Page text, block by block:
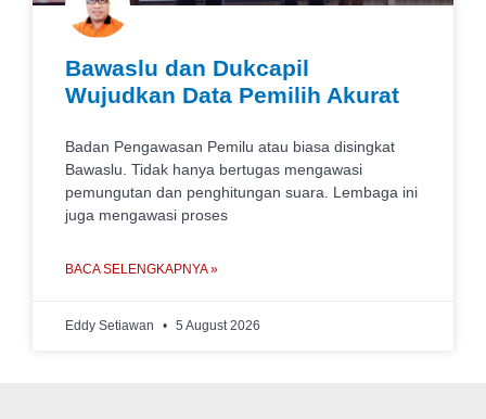
Bawaslu dan Dukcapil
Wujudkan Data Pemilih Akurat
Badan Pengawasan Pemilu atau biasa disingkat
Bawaslu. Tidak hanya bertugas mengawasi
pemungutan dan penghitungan suara. Lembaga ini
juga mengawasi proses
BACA SELENGKAPNYA »
Eddy Setiawan 5 August 2026